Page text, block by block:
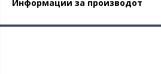
Информации за производот